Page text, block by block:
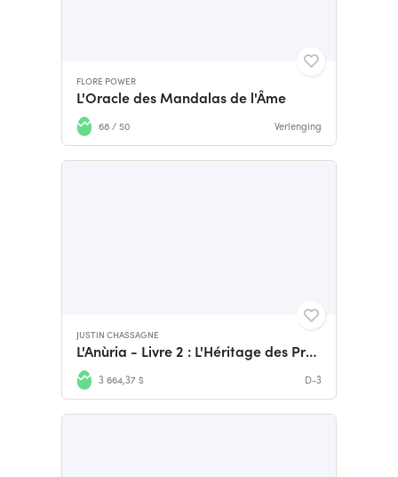
FLORE POWER
L'Oracle des Mandalas de l'Âme
68 / 50 Verlenging
JUSTIN CHASSAGNE
L'Anùria - Livre 2 : L'Héritage des Premiers Elfes
3 664,37 $ D-3